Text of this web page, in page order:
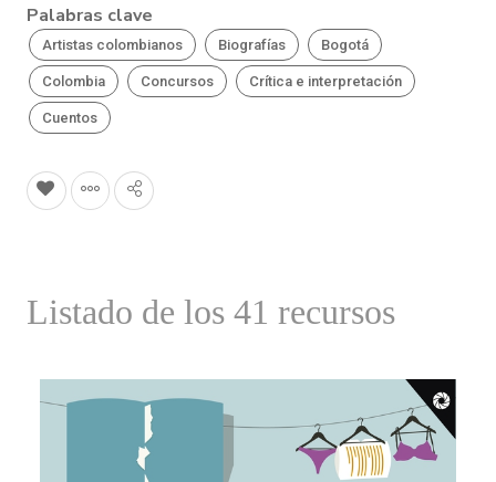
Palabras clave
Artistas colombianos Biografías Bogotá
Colombia Concursos Crítica e interpretación
Cuentos
Listado de los 41 recursos